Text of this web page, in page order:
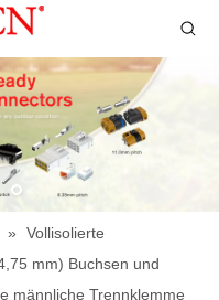
»
Vollisolierte
mm) Buchsen und
männliche Trennklemme